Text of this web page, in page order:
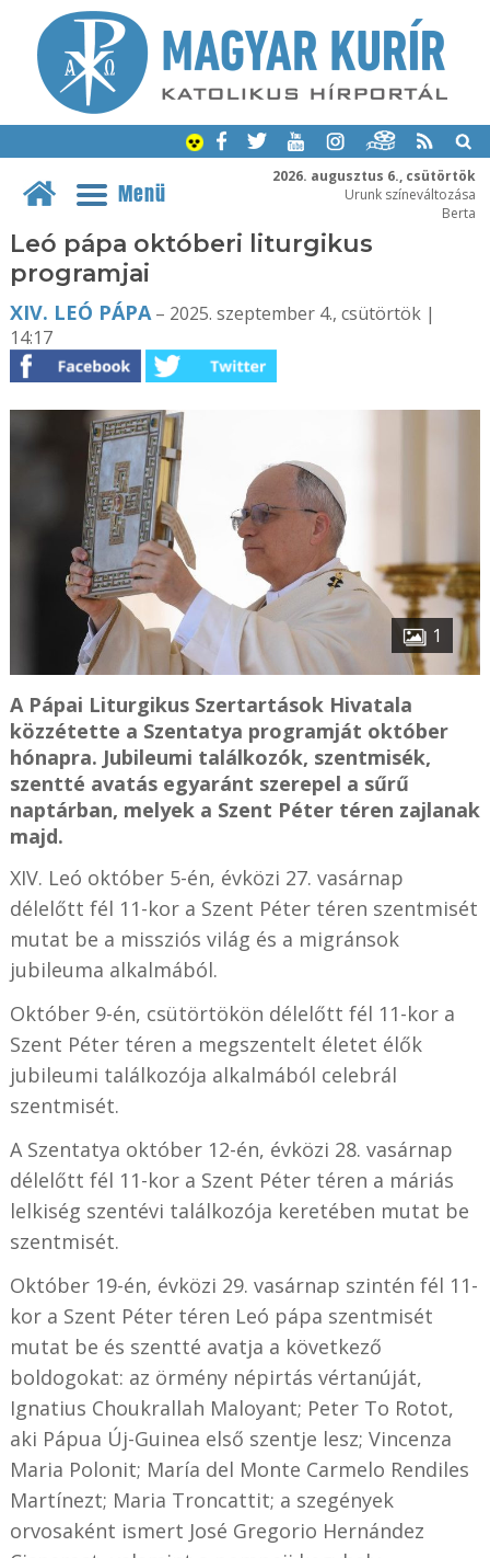
2026. augusztus 6., csütörtök
Urunk színeváltozása
Berta
Menü
Leó pápa októberi liturgikus
programjai
XIV. LEÓ PÁPA– 2025. szeptember 4., csütörtök |
14:17
1
A Pápai Liturgikus Szertartások Hivatala
közzétette a Szentatya programját október
hónapra. Jubileumi találkozók, szentmisék,
szentté avatás egyaránt szerepel a sűrű
naptárban, melyek a Szent Péter téren zajlanak
majd.
XIV. Leó október 5-én, évközi 27. vasárnap
délelőtt fél 11-kor a Szent Péter téren szentmisét
mutat be a missziós világ és a migránsok
jubileuma alkalmából.
Október 9-én, csütörtökön délelőtt fél 11-kor a
Szent Péter téren a megszentelt életet élők
jubileumi találkozója alkalmából celebrál
szentmisét.
A Szentatya október 12-én, évközi 28. vasárnap
délelőtt fél 11-kor a Szent Péter téren a máriás
lelkiség szentévi találkozója keretében mutat be
szentmisét.
Október 19-én, évközi 29. vasárnap szintén fél 11-
kor a Szent Péter téren Leó pápa szentmisét
mutat be és szentté avatja a következő
boldogokat: az örmény népirtás vértanúját,
Ignatius Choukrallah Maloyant; Peter To Rotot,
aki Pápua Új-Guinea első szentje lesz; Vincenza
Maria Polonit; María del Monte Carmelo Rendiles
Martínezt; Maria Troncattit; a szegények
orvosaként ismert José Gregorio Hernández